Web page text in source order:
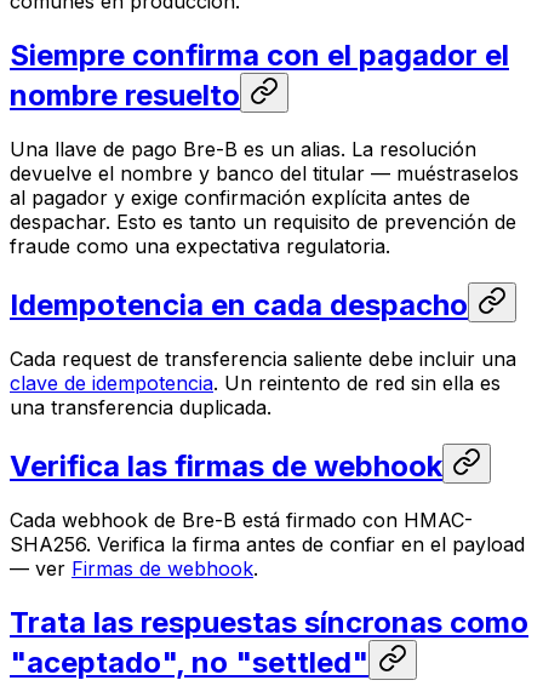
Siempre confirma con el pagador el
nombre resuelto
Una llave de pago Bre-B es un alias. La resolución
devuelve el nombre y banco del titular — muéstraselos
al pagador y exige confirmación explícita antes de
despachar. Esto es tanto un requisito de prevención de
fraude como una expectativa regulatoria.
Idempotencia en cada despacho
Cada request de transferencia saliente debe incluir una
clave de idempotencia. Un reintento de red sin ella es
una transferencia duplicada.
Verifica las firmas de webhook
Cada webhook de Bre-B está firmado con HMAC-
SHA256. Verifica la firma antes de confiar en el payload
— ver Firmas de webhook.
Trata las respuestas síncronas como
"aceptado", no "settled"